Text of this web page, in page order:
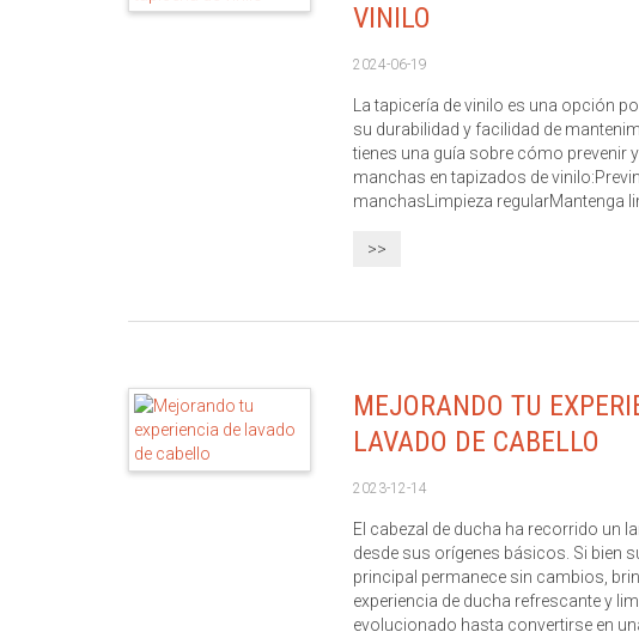
VINILO
2024-06-19
La tapicería de vinilo es una opción
su durabilidad y facilidad de
tienes una guía sobre cómo prevenir
manchas en tapizados de
manchasLimpieza regularMantenga
>>
MEJORANDO TU
LAVADO DE CABELLO
2023-12-14
El cabezal de ducha ha recorrido un
desde sus orígenes básicos. Si bien
principal permanece sin cambios,
experiencia de ducha refrescante y
evolucionado hasta convertirse en una